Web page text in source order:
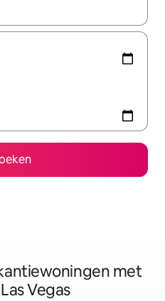
zijn, maak je een keuze
met
Vegas